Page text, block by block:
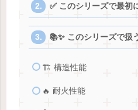
✅ このシリーズで最初
📚✨ このシリーズで扱
🏗️ 構造性能
🔥 耐火性能